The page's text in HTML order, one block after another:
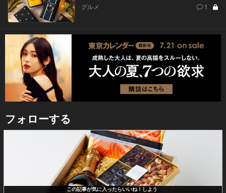
グルメ 1
フォローする
この記事が気に入ったらいいね！しよう